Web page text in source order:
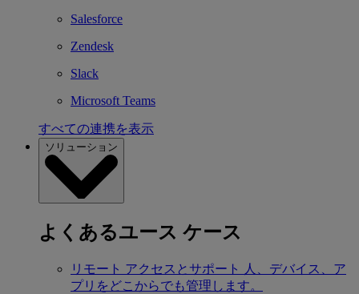
Salesforce
Zendesk
Slack
Microsoft Teams
すべての連携を表示
ソリューション
よくあるユース ケース
リモート アクセスとサポート
人、デバイス、ア
プリをどこからでも管理します。